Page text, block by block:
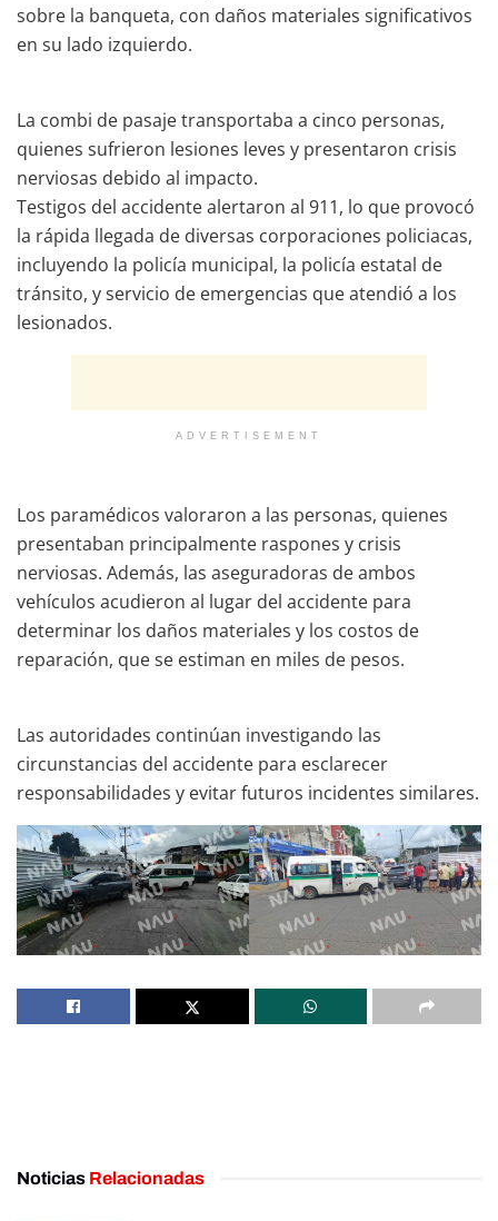
sobre la banqueta, con daños materiales significativos
en su lado izquierdo.
La combi de pasaje transportaba a cinco personas,
quienes sufrieron lesiones leves y presentaron crisis
nerviosas debido al impacto.
Testigos del accidente alertaron al 911, lo que provocó
la rápida llegada de diversas corporaciones policiacas,
incluyendo la policía municipal, la policía estatal de
tránsito, y servicio de emergencias que atendió a los
lesionados.
ADVERTISEMENT
Los paramédicos valoraron a las personas, quienes
presentaban principalmente raspones y crisis
nerviosas. Además, las aseguradoras de ambos
vehículos acudieron al lugar del accidente para
determinar los daños materiales y los costos de
reparación, que se estiman en miles de pesos.
Las autoridades continúan investigando las
circunstancias del accidente para esclarecer
responsabilidades y evitar futuros incidentes similares.
Noticias Relacionadas